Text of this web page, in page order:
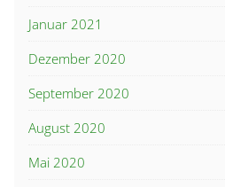
Januar 2021
Dezember 2020
September 2020
August 2020
Mai 2020